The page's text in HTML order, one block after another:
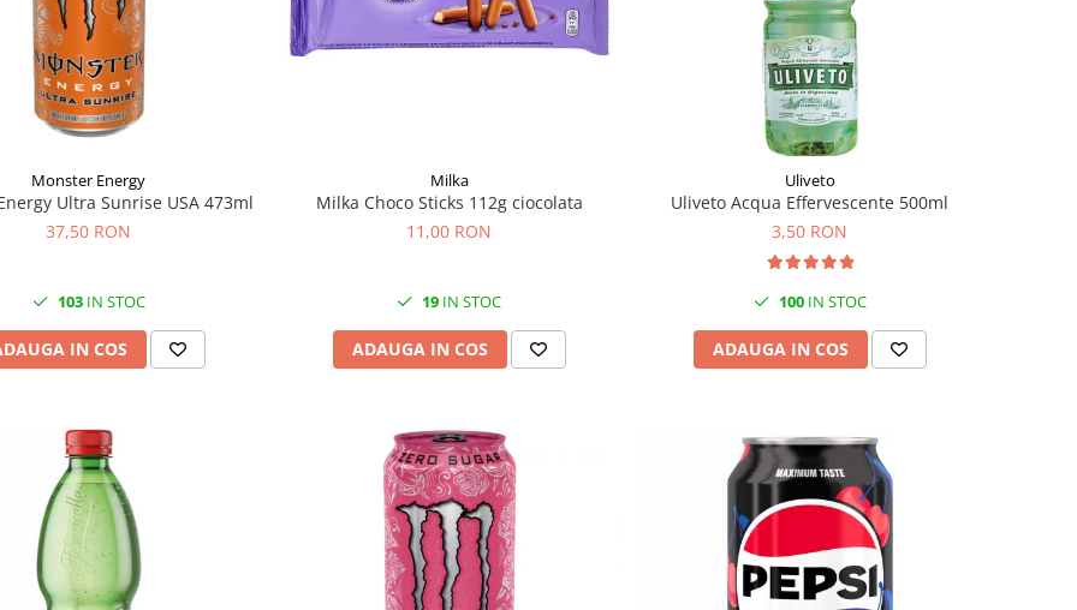
Monster Energy
Ultra Sunrise USA 473ml
37,50 RON
103IN STOC
IN COS
Milka
Milka Choco Sticks 112g ciocolata
11,00 RON
19 IN STOC
ADAUGA IN COS
Uliveto
Uliveto Acqua Effervescente 500ml
3,50 RON
100IN STOC
ADAUGA IN COS